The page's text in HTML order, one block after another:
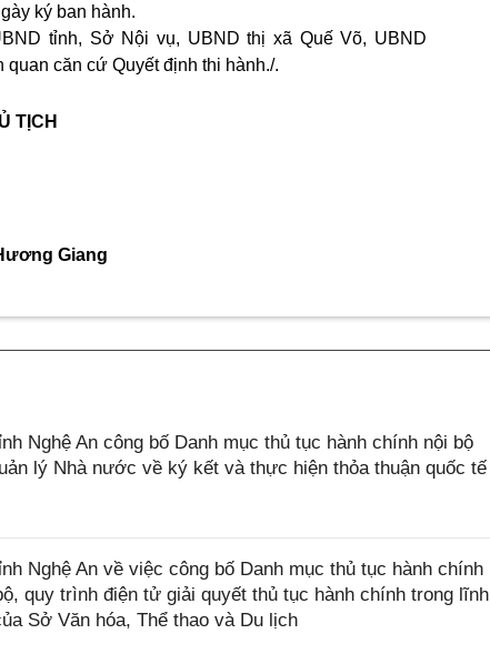
ký ban hành.
tỉnh, Sở Nội vụ, UBND thị xã Quế Võ, UBND
căn cứ Quyết định thi hành./.
TỊCH
Giang
Nghệ An công bố Danh mục thủ tục hành chính nội bộ
lý Nhà nước về ký kết và thực hiện thỏa thuận quốc tế
Nghệ An về việc công bố Danh mục thủ tục hành chính
quy trình điện tử giải quyết thủ tục hành chính trong lĩnh
Sở Văn hóa, Thể thao và Du lịch